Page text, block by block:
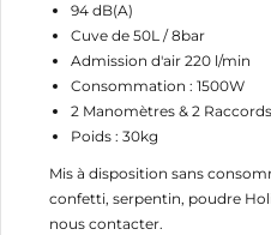
94 dB(A)
Cuve de 50L / 8bar
Admission d'air 220 l/min
Consommation : 1500W
2 Manomètres & 2
Poids : 30kg
Mis à disposition sans
confetti, serpentin, poudre
nous contacter.